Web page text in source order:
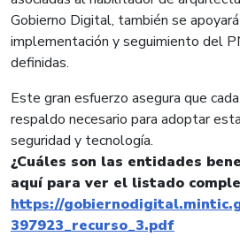
Gobierno Digital, también se
implementación y seguimiento del
definidas.
Este gran esfuerzo asegura que
respaldo necesario para adoptar
seguridad y tecnología.
¿Cuáles son las entidades
aquí para ver el listado
https://
397923_recurso_3.pdf